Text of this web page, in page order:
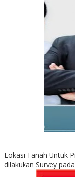
Lokasi Tanah Untuk
dilakukan Survey